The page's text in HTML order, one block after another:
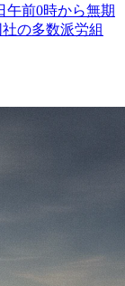
午前0時から無期
の多数派労組